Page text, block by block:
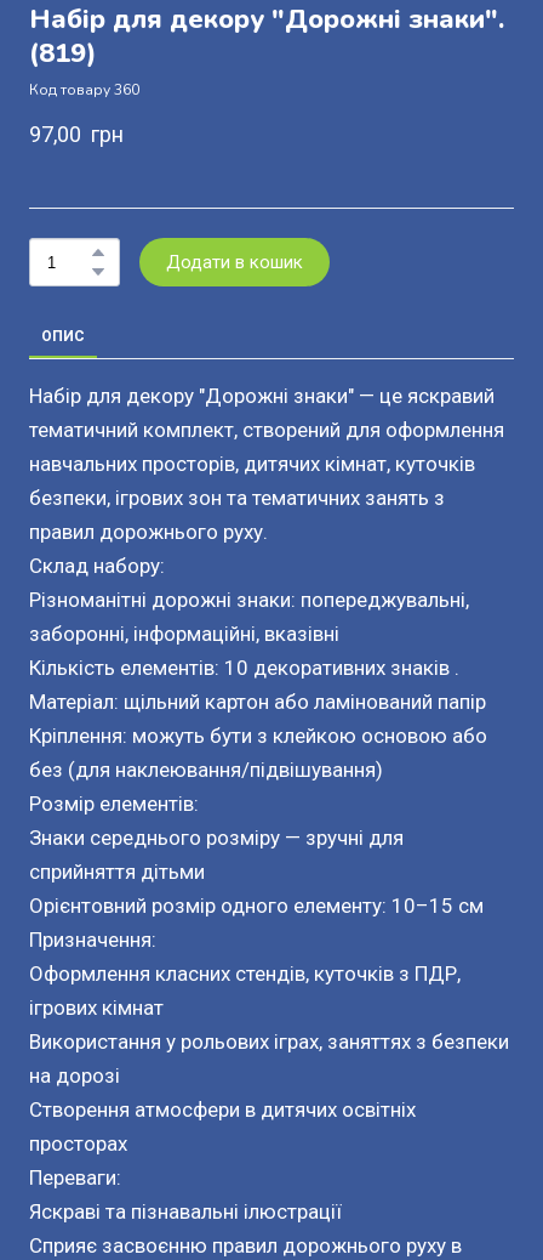
Набір для декору "Дорожні знаки".
(819)
Код товару 360
97,00  грн
Додати в кошик
ОПИС
Набір для декору "Дорожні знаки" — це яскравий
тематичний комплект, створений для оформлення
навчальних просторів, дитячих кімнат, куточків
безпеки, ігрових зон та тематичних занять з
правил дорожнього руху.
Склад набору:
Різноманітні дорожні знаки: попереджувальні,
заборонні, інформаційні, вказівні
Кількість елементів: 10 декоративних знаків .
Матеріал: щільний картон або ламінований папір
Кріплення: можуть бути з клейкою основою або
без (для наклеювання/підвішування)
Розмір елементів:
Знаки середнього розміру — зручні для
сприйняття дітьми
Орієнтовний розмір одного елементу: 10–15 см
Призначення:
Оформлення класних стендів, куточків з ПДР,
ігрових кімнат
Використання у рольових іграх, заняттях з безпеки
на дорозі
Створення атмосфери в дитячих освітніх
просторах
Переваги:
Яскраві та пізнавальні ілюстрації
Сприяє засвоєнню правил дорожнього руху в